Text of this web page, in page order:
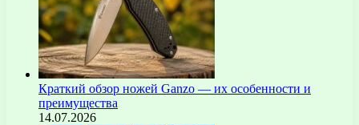
Краткий обзор ножей Ganzo — их особенности и
преимущества
14.07.2026